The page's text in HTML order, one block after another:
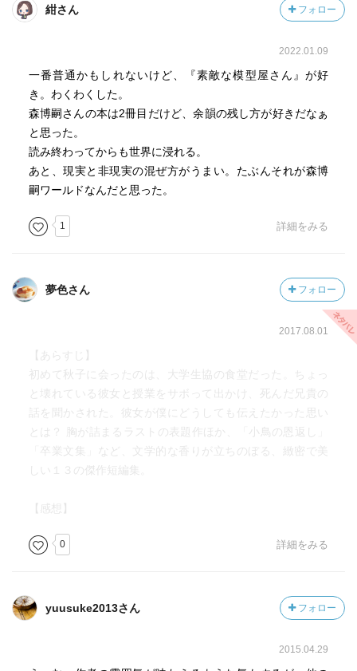
紺さん フォロー
2022.01.09
一番普通かもしれないけど、『素敵な模型屋さん』が好
き。わくわくした。
森博嗣さんの本は2冊目だけど、余韻の残し方が好きだなぁ
と思った。
読み終わってからも世界に浸れる。
あと、現実と非現実の混ぜ方がうまい。たぶんそれが森博
嗣ワールドなんだと思った。
1 詳細をみる
夢色さん フォロー
2017.08.01
【あらすじ】
初めて秋子に会ったのは、大学生協の食堂だった。ちょっ
と壊れている彼女と授業をサボって出かけ、死んだ兄貴の
話を聞かされた。彼女が僕にどうしても伝えたかった思い
とは？ 胸が詰まるラストの表題作ほか、「小鳥の恩返し」
「卒業文集」など、文学的な香りが立ちのぼる、緻密で美
しい１３の傑作短編集。
【感想】
0 詳細をみる
yuusuke2013さん フォロー
2015.04.29